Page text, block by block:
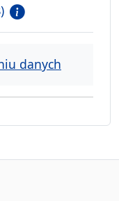
danych